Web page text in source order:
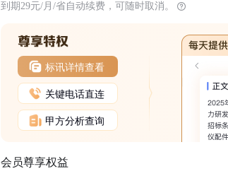
到期29元/月/省自动续费，可随时取消。
标讯详情查看
关键电话直连
甲方分析查询
会员尊享权益